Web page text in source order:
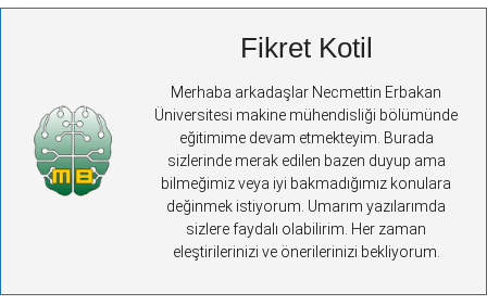
Fikret Kotil
Merhaba arkadaşlar Necmettin Erbakan
Üniversitesi makine mühendisliği bölümünde
eğitimime devam etmekteyim. Burada
sizlerinde merak edilen bazen duyup ama
bilmeğimiz veya iyi bakmadığımız konulara
değinmek istiyorum. Umarım yazılarımda
sizlere faydalı olabilirim. Her zaman
eleştirilerinizi ve önerilerinizi bekliyorum.